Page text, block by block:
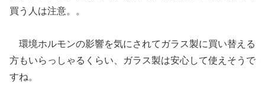
買う人は注意。。
環境ホルモンの影響を気にされてガラス製に買い替える
方もいらっしゃるくらい、ガラス製は安心して使えそうで
すね。